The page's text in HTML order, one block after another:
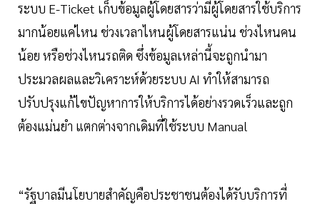
ระบบ E-Ticket เก็บข้อมูลผู้โดยสารว่ามีผู้โดยสารใช้บริการ
มากน้อยแค่ไหน ช่วงเวลาไหนผู้โดยสารแน่น ช่วงไหนคน
น้อย หรือช่วงไหนรถติด ซึ่งข้อมูลเหล่านี้จะถูกนำมา
ประมวลผลและวิเคราะห์ด้วยระบบ AI ทำให้สามารถ
ปรับปรุงแก้ไขปัญหาการให้บริการได้อย่างรวดเร็วและถูก
ต้องแม่นยำ แตกต่างจากเดิมที่ใช้ระบบ Manual
“รัฐบาลมีนโยบายสำคัญคือประชาชนต้องได้รับบริการที่